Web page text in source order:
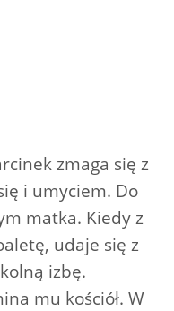
zmaga się z
i umyciem. Do
matka. Kiedy z
udaje się z
izbę.
mu kościół. W